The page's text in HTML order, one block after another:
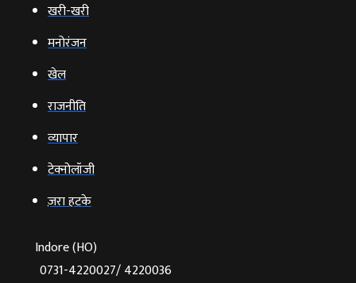
खरी-खरी
मनोरंजन
खेल
राजनीति
व्‍यापार
टेक्‍नोलॉजी
ज़रा हटके
Indore (HO)
0731-4220027/ 4220036